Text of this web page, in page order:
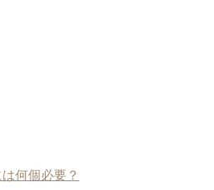
何個必要？